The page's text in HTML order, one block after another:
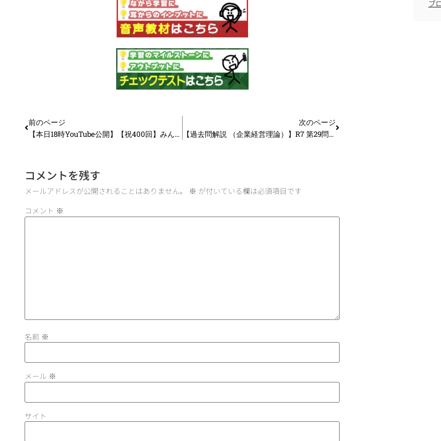
前のページ
【本日18時YouTube公開】【祝400回】みんなが悩んだテーマTOP3｜診断士受験とその先のリアル
次のページ
【過去問解説 （企業経営理論）】R7 第29問（設問2） グローバル・マーケティング #中小企業診断士試験
コメントを残す
メールアドレスが公開されることはありません。 ※ が付いている欄は必須項目です
コメント ※
名前 ※
メール ※
サイト
ブ